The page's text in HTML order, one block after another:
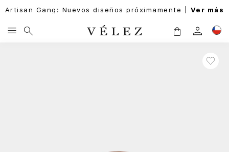
Artisan Gang: Nuevos diseños próximamente | Ver más